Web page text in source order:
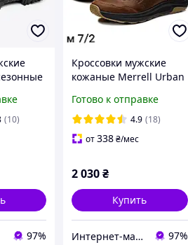
(10)
97%
Кроссовки мужские
кожаные Merrell Urban
Готово к отправке
4.9 (18)
от338₴/мес
2 030₴
Купить
Интернет-магазин «Step Master» 97%